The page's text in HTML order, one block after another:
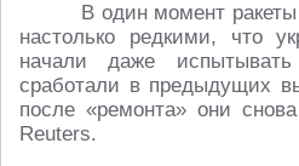
В один момент
настолько редкими, что
начали даже
сработали в предыдущих
после «ремонта» они
Reuters.